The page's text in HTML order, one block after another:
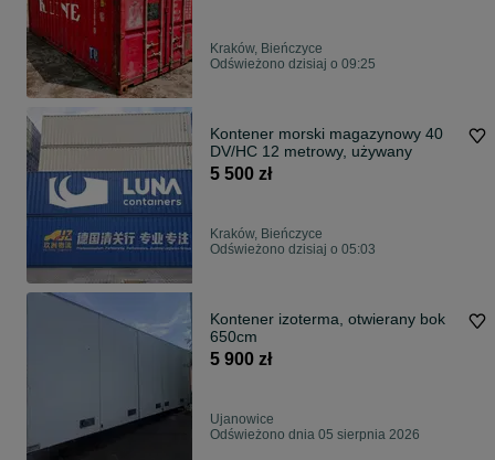
Kraków, Bieńczyce
Odświeżono dzisiaj o 09:25
Kontener morski magazynowy 40
DV/HC 12 metrowy, używany
5 500 zł
Kraków, Bieńczyce
Odświeżono dzisiaj o 05:03
Kontener izoterma, otwierany bok
650cm
5 900 zł
Ujanowice
Odświeżono dnia 05 sierpnia 2026